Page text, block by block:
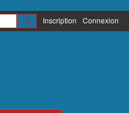
Inscription Connexion